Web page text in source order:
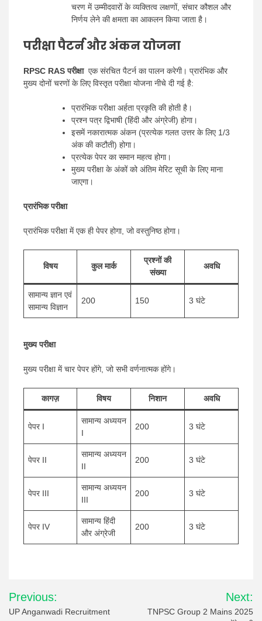
चरण में उम्मीदवारों के व्यक्तित्व लक्षणों, संचार कौशल और
निर्णय लेने की क्षमता का आकलन किया जाता है।
परीक्षा पैटर्न और अंकन योजना
RPSC RAS ​​परीक्षाएक संरचित पैटर्न का पालन करेगी। प्रारंभिक और
मुख्य दोनों चरणों के लिए विस्तृत परीक्षा योजना नीचे दी गई है:
प्रारंभिक परीक्षा अर्हता प्रकृति की होती है।
प्रश्न पत्र द्विभाषी (हिंदी और अंग्रेजी) होगा।
इसमें नकारात्मक अंकन (प्रत्येक गलत उत्तर के लिए 1/3
अंक की कटौती) होगा।
प्रत्येक पेपर का समान महत्व होगा।
मुख्य परीक्षा के अंकों को अंतिम मेरिट सूची के लिए माना
जाएगा।
प्रारंभिक परीक्षा
प्रारंभिक परीक्षा में एक ही पेपर होगा, जो वस्तुनिष्ठ होगा।
विषय कुल मार्क
प्रश्नों की
संख्या
अवधि
सामान्य ज्ञान एवं
सामान्य विज्ञान
200 150 3 घंटे
मुख्य परीक्षा
मुख्य परीक्षा में चार पेपर होंगे, जो सभी वर्णनात्मक होंगे।
कागज़ विषय निशान अवधि
पेपर I
सामान्य अध्ययन
I
200 3 घंटे
पेपर II
सामान्य अध्ययन
II
200 3 घंटे
पेपर III
सामान्य अध्ययन
III
200 3 घंटे
पेपर IV
सामान्य हिंदी
और अंग्रेजी
200 3 घंटे
Post
navigation
Previous:
UP Anganwadi Recruitment
Next:
TNPSC Group 2 Mains 2025